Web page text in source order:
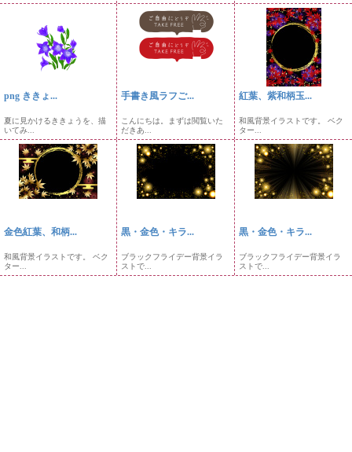
png ききょ...
夏に見かけるききょうを、描
いてみ...
手書き風ラフご...
こんにちは。まずは閲覧いた
だきあ...
紅葉、紫和柄玉...
和風背景イラストです。 ベク
ター...
金色紅葉、和柄...
和風背景イラストです。 ベク
ター...
黒・金色・キラ...
ブラックフライデー背景イラ
ストで...
黒・金色・キラ...
ブラックフライデー背景イラ
ストで...